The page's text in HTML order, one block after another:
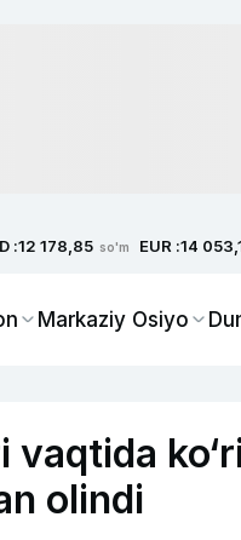
:12 178,85 so'm EUR :14
Markaziy Osiyo
olindi